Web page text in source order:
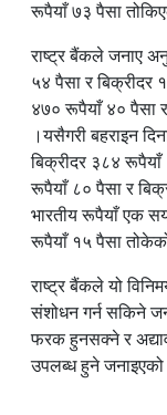
संयुक्त हिन्दू
ब्रोड
अमेरिकाको
सामाजिक
रूपैयाँ ७३ पैसा
राष्ट्र बैंकले जनाए
५४ पैसा र बिक्रीदर
४७० रूपैयाँ ४० पैसा
।यसैगरी बहराइन
बिक्रीदर ३८४
रूपैयाँ ८० पैसा र
भारतीय रूपैयाँ एक
रूपैयाँ १५ पैसा
राष्ट्र बैंकले यो
संशोधन गर्न सकिने
फरक हुनसक्ने र
उपलब्ध हुने